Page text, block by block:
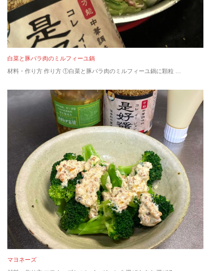
白菜と豚バラ肉のミルフィーユ鍋
材料・作り方 作り方 ①白菜と豚バラ肉のミルフィーユ鍋に顆粒 …
マヨネーズ